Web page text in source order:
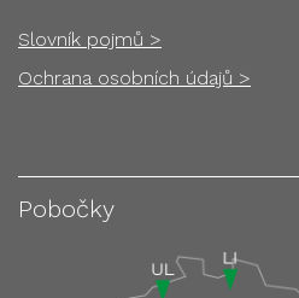
Slovník pojmů >
Ochrana osobních údajů >
Pobočky